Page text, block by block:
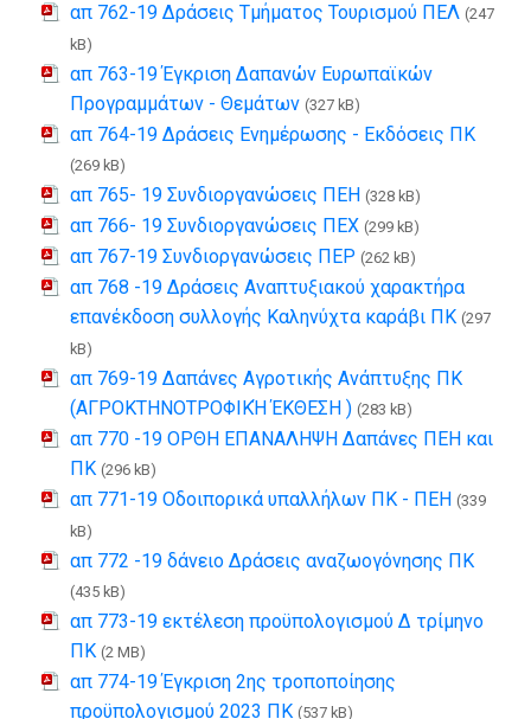
απ 762-19 Δράσεις Τμήματος Τουρισμού ΠΕΛ (247
kB)
απ 763-19 Έγκριση Δαπανών Ευρωπαϊκών
Προγραμμάτων - Θεμάτων (327 kB)
απ 764-19 Δράσεις Ενημέρωσης - Εκδόσεις ΠΚ
(269 kB)
απ 765- 19 Συνδιοργανώσεις ΠΕΗ (328 kB)
απ 766- 19 Συνδιοργανώσεις ΠΕΧ (299 kB)
απ 767-19 Συνδιοργανώσεις ΠΕΡ (262 kB)
απ 768 -19 Δράσεις Αναπτυξιακού χαρακτήρα
επανέκδοση συλλογής Καληνύχτα καράβι ΠΚ (297
kB)
απ 769-19 Δαπάνες Αγροτικής Ανάπτυξης ΠΚ
(ΑΓΡΟΚΤΗΝΟΤΡΟΦΙΚΉ ΈΚΘΕΣΗ ) (283 kB)
απ 770 -19 ΟΡΘΗ ΕΠΑΝΑΛΗΨΗ Δαπάνες ΠΕΗ και
ΠΚ (296 kB)
απ 771-19 Οδοιπορικά υπαλλήλων ΠΚ - ΠΕΗ (339
kB)
απ 772 -19 δάνειο Δράσεις αναζωογόνησης ΠΚ
(435 kB)
απ 773-19 εκτέλεση προϋπολογισμού Δ τρίμηνο
ΠΚ (2 MB)
απ 774-19 Έγκριση 2ης τροποποίησης
προϋπολογισμού 2023 ΠΚ (537 kB)